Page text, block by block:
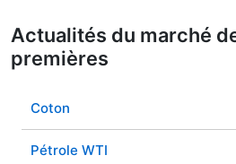
Actualités du marché
premières
Coton
Pétrole WTI